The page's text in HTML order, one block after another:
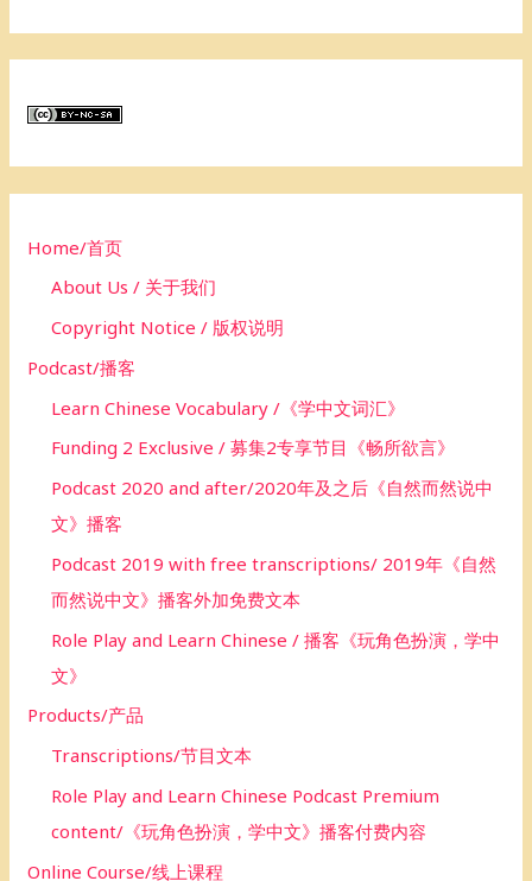
c
rHome/首页
About Us / 关于我们
Copyright Notice / 版权说明
Podcast/播客
Learn Chinese Vocabulary /《学中文词汇》
Funding 2 Exclusive / 募集2专享节目《畅所欲言》
Podcast 2020 and after/2020年及之后《自然而然说中
文》播客
Podcast 2019 with free transcriptions/ 2019年《自然
而然说中文》播客外加免费文本
Role Play and Learn Chinese / 播客《玩角色扮演，学中
文》
Products/产品
Transcriptions/节目文本
Role Play and Learn Chinese Podcast Premium
content/《玩角色扮演，学中文》播客付费内容
Online Course/线上课程